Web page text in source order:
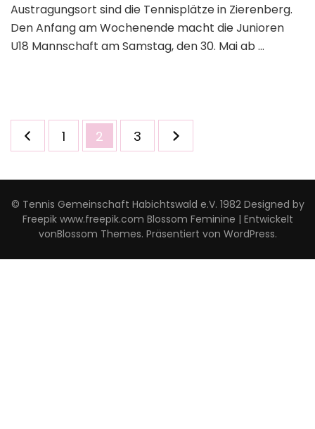
Austragungsort sind die Tennisplätze in Zierenberg.
Den Anfang am Wochenende macht die Junioren
U18 Mannschaft am Samstag, den 30. Mai ab …
Seitennummerierung
der Seite
1 Seite
2 Seite
3
© Tennis Gemeinschaft Habichtswald e.V. 1982 Designed by
Freepik www.freepik.com Blossom Feminine | Entwickelt
vonBlossom Themes. Präsentiert von WordPress.